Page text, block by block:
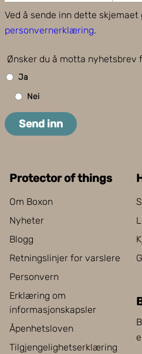
Ved å sende inn dette
personvernerklæring.
Ønsker du å motta nyhetsbrev
Ja
Nei
Send inn
Protector of things
Om Boxon
Nyheter
Blogg
Retningslinjer for varslere
Personvern
Erklæring om
informasjonskapsler
Åpenhetsloven
Tilgjengelighetserklæring